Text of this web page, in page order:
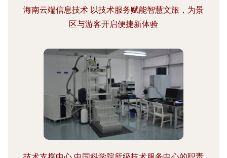
海南云端信息技术 以技术服务赋能智慧文旅，为景
区与游客开启便捷新体验